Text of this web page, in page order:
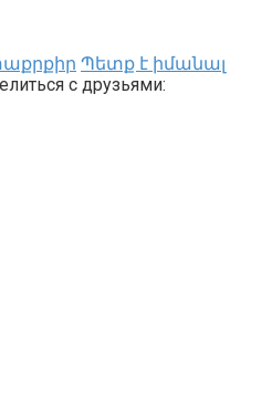
Պետք է իմանալ
с друзьями: